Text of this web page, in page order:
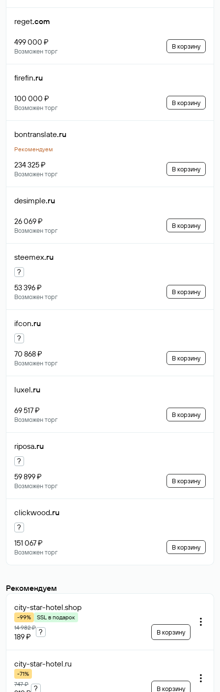
reget.com
499 000 ₽
Возможен торг
В корзину
firefin.ru
100 000 ₽
Возможен торг
В корзину
bontranslate.ru
Рекомендуем
234 325 ₽
Возможен торг
В корзину
desimple.ru
26 069 ₽
Возможен торг
В корзину
steemex.ru
?
53 396 ₽
Возможен торг
В корзину
ifcon.ru
?
70 868 ₽
Возможен торг
В корзину
luxel.ru
69 517 ₽
Возможен торг
В корзину
riposa.ru
?
59 899 ₽
Возможен торг
В корзину
clickwood.ru
?
151 067 ₽
Возможен торг
В корзину
Рекомендуем
city-star-hotel.shop
-99%
SSL в подарок
14 982 ₽
189 ₽
? В корзину
city-star-hotel.ru
-71%
747 ₽
? В корзину